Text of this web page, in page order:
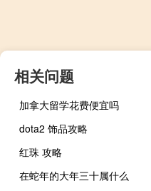
相关问题
加拿大留学花费便宜吗
dota2 饰品攻略
红珠 攻略
在蛇年的大年三十属什么